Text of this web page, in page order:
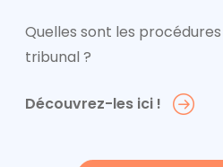
Quelles sont les
tribunal ?
Découvrez-les ici !